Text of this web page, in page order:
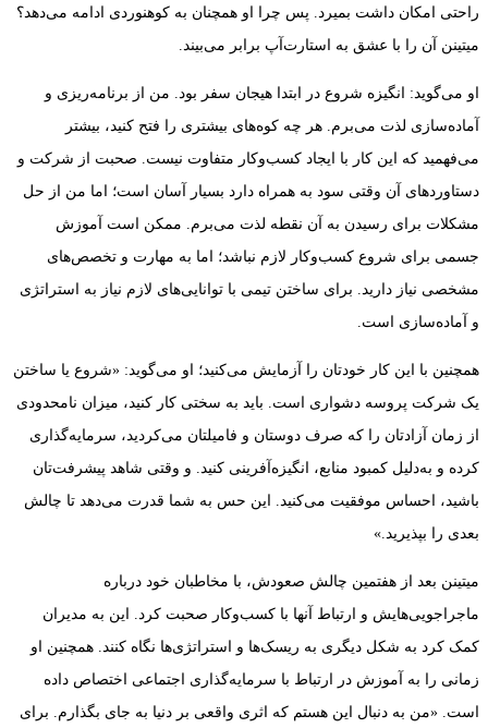
راحتی امکان داشت بمیرد. پس چرا او همچنان به کوهنوردی ادامه می‌دهد؟
میتینن آن را با عشق به استارت‌آپ برابر می‌بیند.
او می‌گوید: انگیزه شروع در ابتدا هیجان سفر بود. من از برنامه‌ریزی و
آماده‌سازی لذت می‌برم. هر چه کوه‌های بیشتری را فتح کنید، بیشتر
می‌فهمید که این کار با ایجاد کسب‌وکار متفاوت نیست. صحبت از شرکت و
دستاوردهای آن وقتی سود به همراه دارد بسیار آسان است؛ اما من از حل
مشکلات برای رسیدن به آن نقطه لذت می‌برم. ممکن است آموزش
جسمی برای شروع کسب‌وکار لازم نباشد؛ اما به مهارت و تخصص‌های
مشخصی نیاز دارید. برای ساختن تیمی با توانایی‌های لازم نیاز به استراتژی
و آماده‌سازی است.
همچنین با این کار خودتان را آزمایش می‌کنید؛ او می‌گوید: «شروع یا ساختن
یک شرکت پروسه دشواری است. باید به سختی کار کنید، میزان نامحدودی
از زمان آزادتان را که صرف دوستان و فامیلتان می‌کردید، سرمایه‌گذاری
کرده و به‌دلیل کمبود منابع، انگیزه‌آفرینی کنید. و وقتی شاهد پیشرفت‌تان
باشید، احساس موفقیت می‌کنید. این حس به شما قدرت می‌دهد تا چالش
بعدی را بپذیرید.»
میتینن بعد از هفتمین چالش صعودش، با مخاطبان خود درباره
ماجراجویی‌هایش و ارتباط آنها با کسب‌وکار صحبت کرد. این به مدیران
کمک کرد به شکل دیگری به ریسک‌ها و استراتژی‌ها نگاه کنند. همچنین او
زمانی را به آموزش در ارتباط با سرمایه‌گذاری اجتماعی اختصاص داده
است. «من به دنبال این هستم که اثری واقعی بر دنیا به جای بگذارم. برای